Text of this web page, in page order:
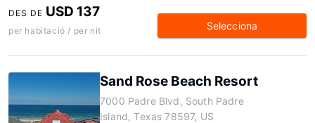
DES DE USD 137
per habitació / per nit Selecciona
Sand Rose Beach Resort
7000 Padre Blvd, South Padre
Island, Texas 78597, US